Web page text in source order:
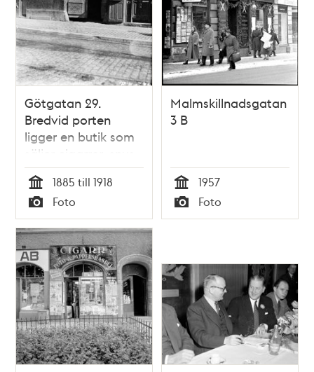
Götgatan 29.
Bredvid porten
ligger en butik som
säljer cigarrer, snus
och tobak
Tid
1885 till 1918
Typ
Foto
Malmskillnadsgatan
3 B
Tid
1957
Typ
Foto